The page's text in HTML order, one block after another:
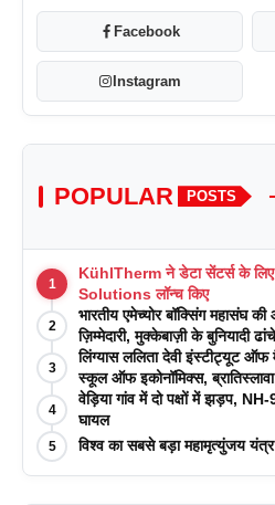
Facebook
Instagram
POPULAR POSTS
1
KühlTherm ने डेटा सेंटर्स के
Solutions लॉन्च किए
2
भारतीय एमेच्योर बॉक्सिंग महासंघ
ज़िम्मेदारी, मुक्केबाज़ी के बुनियादी
3
लिंग्यास ललिता देवी इंस्टीट्यूट
स्कूल ऑफ इकोनॉमिक्स,
पत्रिकाओं में प्रकाशन रणनीतियों पर
आयोजन किया
4
वेड़िया गांव में दो पक्षों में झड़प,
घायल
5 विश्व का सबसे बड़ा महामृत्युंजय